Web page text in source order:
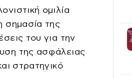
ομιλία
σημασία της
του για την
της ασφάλειας
στρατηγικό